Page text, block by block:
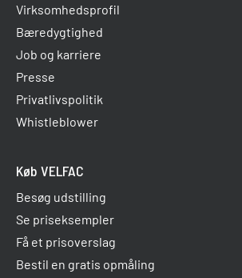
Virksomhedsprofil
Bæredygtighed
Job og karriere
Presse
Privatlivspolitik
Whistleblower
Køb VELFAC
Besøg udstilling
Se priseksempler
Få et prisoverslag
Bestil en gratis opmåling